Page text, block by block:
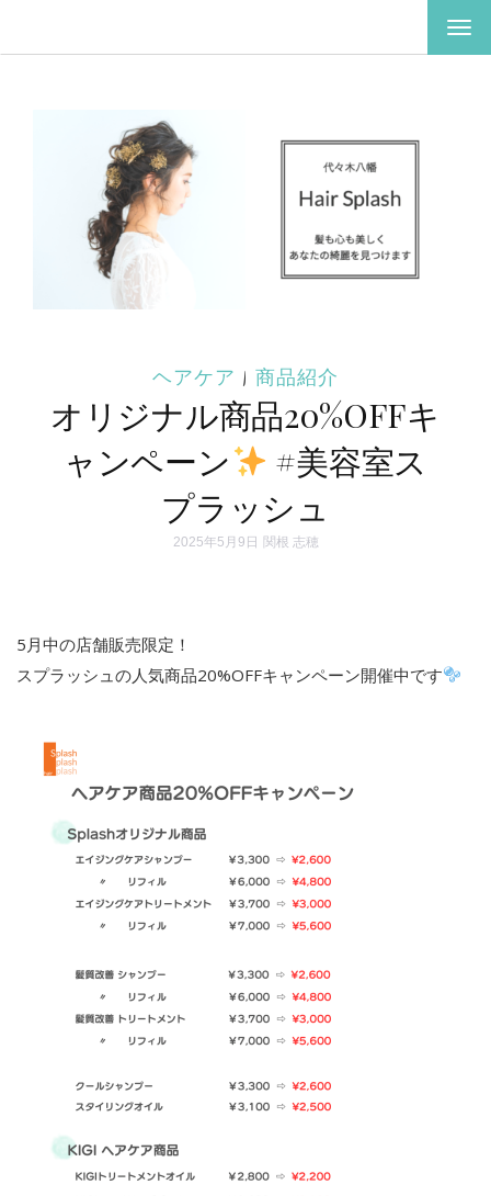
ナ
ゲ
ヘアケア | 商品紹介
オリジナル商品20%OFFキ
ャンペーン
#美容室ス
プラッシュ
2025年5月9日 関根 志穂
5月中の店舗販売限定！
スプラッシュの人気商品20%OFFキャンペーン開催中です